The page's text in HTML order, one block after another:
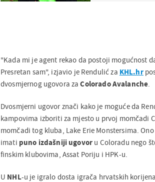
"Kada mi je agent rekao da postoji mogućnost
Presretan sam", izjavio je Rendulić za KHL.hr
dvosmjernog ugovora zaColorado Avalanche.
Dvosmjerni ugovor znači kako je moguće da
kampovima izboriti za mjesto u prvoj momčadi
momčadi tog kluba, Lake Erie Monstersima.
imati puno izdašniji ugovor u Coloradu nego
finskim klubovima, Assat Poriju i HPK-u.
U NHL-u je igralo dosta igrača hrvatskih